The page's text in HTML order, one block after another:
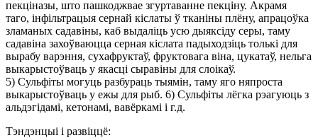
пекціназы, што пашкоджвае згуртаванне пекціну. Акрамя
таго, інфільтрацыя сернай кіслаты ў тканіны плёну, апрацоўка
зламаных садавіны, каб выдаліць усю дыяксіду серы, таму
садавіна захоўваюцца серная кіслата падыходзіць толькі для
вырабу варэння, сухафруктаў, фруктовага віна, цукатаў, нельга
выкарыстоўваць у якасці сыравіны для слоікаў.
5) Сульфіты могуць разбураць тыямін, таму яго няпроста
выкарыстоўваць у ежы для рыб. 6) Сульфіты лёгка рэагуюць з
альдэгідамі, кетонамі, вавёркамі і г.д.
Тэндэнцыі і развіццё: